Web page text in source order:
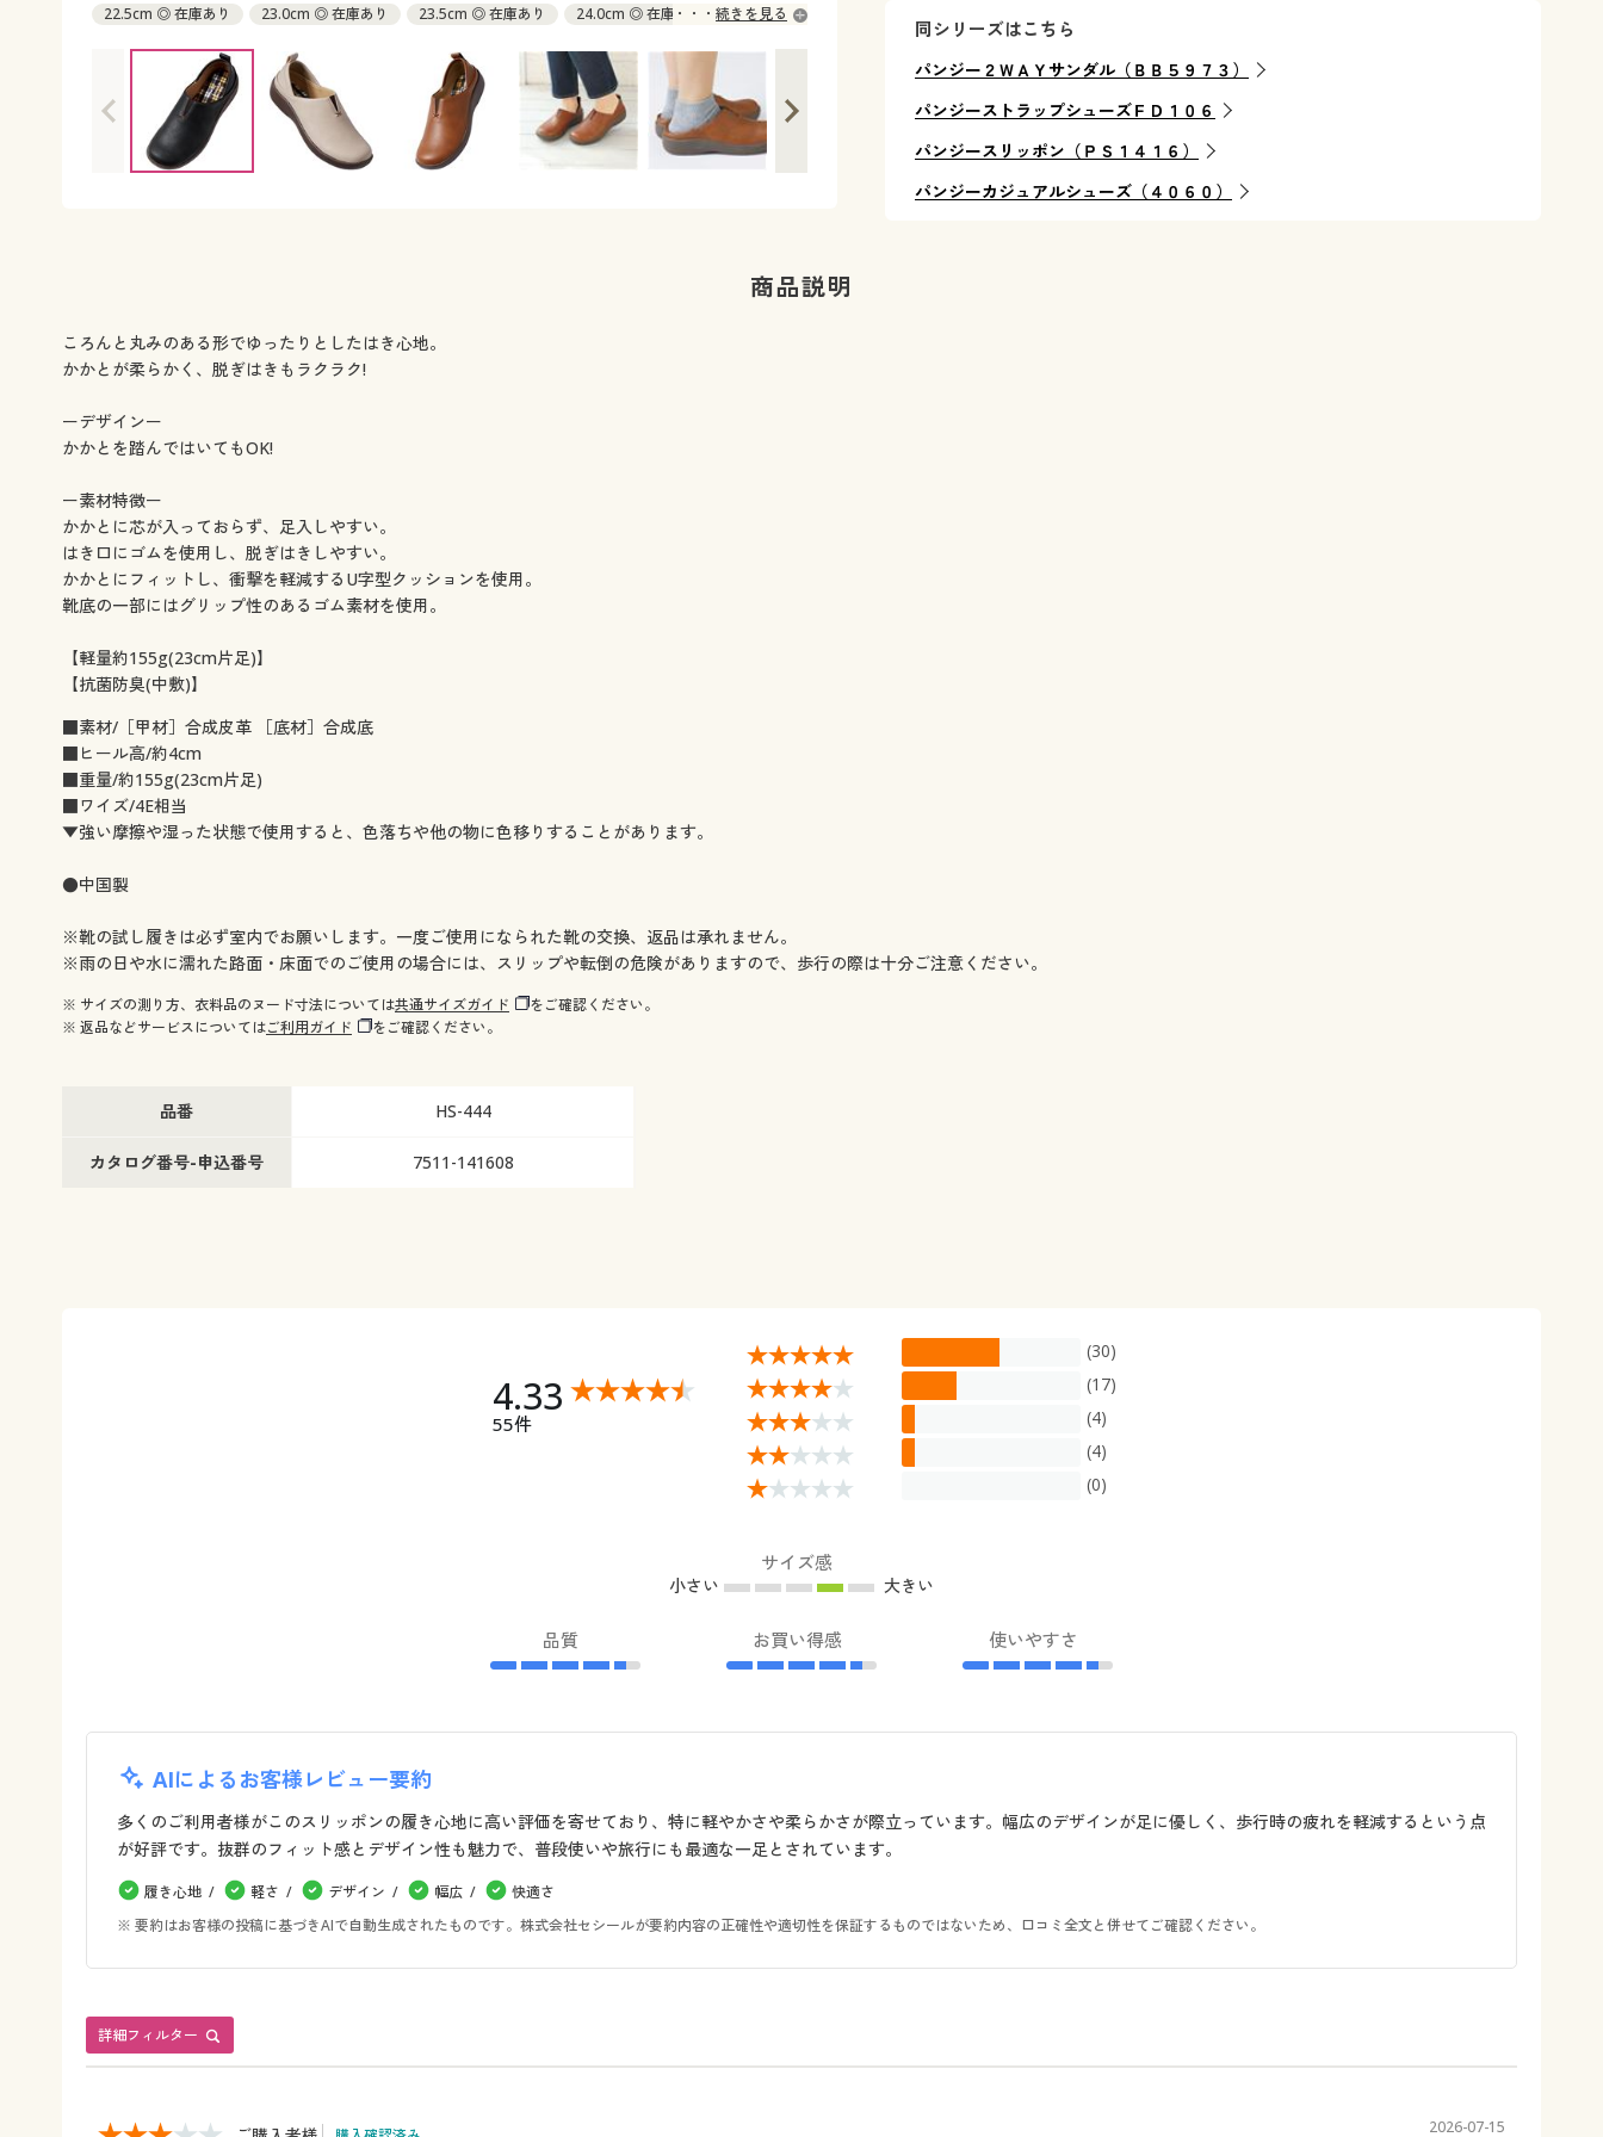
22.5cm ◎ 在庫あり 23.0cm ◎ 在庫あり 23.5cm ◎ 在庫あり
24.0cm ◎ 在庫あり
続きを見る
同シリーズはこちら
パンジー２ＷＡＹサンダル（ＢＢ５９７３）
パンジーストラップシューズＦＤ１０６
パンジースリッポン（ＰＳ１４１６）
パンジーカジュアルシューズ（４０６０）
商品説明
ころんと丸みのある形でゆったりとしたはき心地。
かかとが柔らかく、脱ぎはきもラクラク!
ーデザインー
かかとを踏んではいてもOK!
ー素材特徴ー
かかとに芯が入っておらず、足入しやすい。
はき口にゴムを使用し、脱ぎはきしやすい。
かかとにフィットし、衝撃を軽減するU字型クッションを使用。
靴底の一部にはグリップ性のあるゴム素材を使用。
【軽量約155g(23cm片足)】
【抗菌防臭(中敷)】
■素材/［甲材］合成皮革 ［底材］合成底
■ヒール高/約4cm
■重量/約155g(23cm片足)
■ワイズ/4E相当
▼強い摩擦や湿った状態で使用すると、色落ちや他の物に色移りすることがあります。
●中国製
※靴の試し履きは必ず室内でお願いします。一度ご使用になられた靴の交換、返品は承れません。
※雨の日や水に濡れた路面・床面でのご使用の場合には、スリップや転倒の危険がありますので、歩行の際は十分ご注意ください。
※ サイズの測り方、衣料品のヌード寸法については共通サイズガイド
をご確認ください。
※ 返品などサービスについてはご利用ガイド をご確認ください。
品番 HS-444
カタログ番号-申込番号 7511-141608
4.33
55件
(30)
(17)
(4)
(4)
(0)
サイズ感
小さい 大きい
品質 お買い得感 使いやすさ
AIによるお客様レビュー要約
多くのご利用者様がこのスリッポンの履き心地に高い評価を寄せており、特に軽やかさや柔らかさが際立っています。幅広のデザインが足に優しく、歩行時の疲れを軽減するという点
が好評です。抜群のフィット感とデザイン性も魅力で、普段使いや旅行にも最適な一足とされています。
履き心地 軽さ デザイン 幅広
快適さ
※ 要約はお客様の投稿に基づきAIで自動生成されたものです。株式会社セシールが要約内容の正確性や適切性を保証するものではないため、口コミ全文と併せてご確認ください。
詳細フィルター
2026-07-15